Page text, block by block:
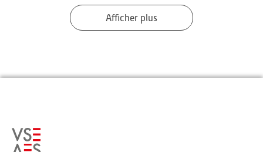
Afficher plus